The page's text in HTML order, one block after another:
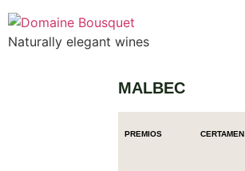
Naturally elegant wines
MALBEC
PREMIOS CERTAMEN